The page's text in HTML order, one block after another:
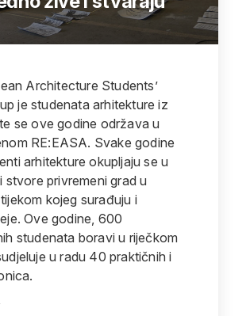
Architecture Students’
je studenata arhitekture iz
se ove godine održava u
RE:EASA. Svake godine
arhitekture okupljaju se u
stvore privremeni grad u
kojeg surađuju i
Ove godine, 600
studenata boravi u riječkom
u radu 40 praktičnih i